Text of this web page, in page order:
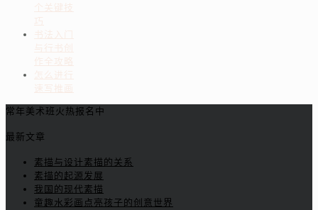
个关键技
巧
书法入门
与行书创
作全攻略
怎么进行
速写推画
常年美术班火热报名中
最新文章
素描与设计素描的关系
素描的起源发展
我国的现代素描
童趣水彩画点亮孩子的创意世界